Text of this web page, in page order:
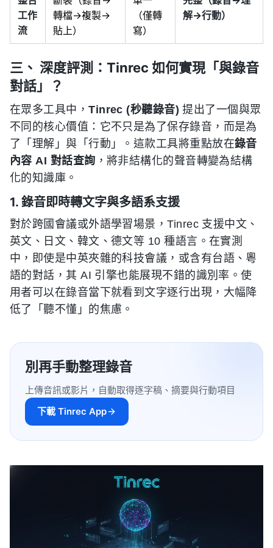
工作
流
轉檔→複製→
貼上）
（僅轉
寫）
解→行動）
三、 深度評測：Tinrec 如何實現「與錄音
對話」？
在眾多工具中，Tinrec (秒聽錄音) 提出了一個與眾
不同的核心價值：它不只是為了保存錄音，而是為
了「理解」與「行動」。這款工具將重點放在錄音
內容 AI 對話查詢 ，將非結構化的聲音轉變為結構
化的知識庫。
1. 錄音即時轉文字與多語系支援
對於跨國會議或外語學習場景，Tinrec 支援中文、
英文、日文、韓文、德文等 10 種語言。在實測
中，即使是中英夾雜的科技會議，或含有台語、粵
語的對話，其 AI 引擎也能展現不錯的識別率。使
用者可以在錄音當下就看到文字逐行出現，大幅降
低了「聽不懂」的焦慮。
別再手動整理錄音
上傳音訊或影片，自動取得逐字稿、摘要與行動項目
下載 Tinrec App